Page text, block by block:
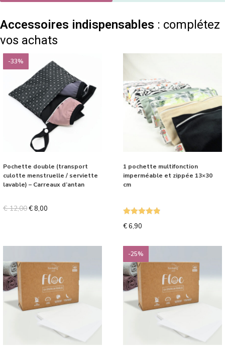
Accessoires indispensables : complétez
vos achats
-33%
Pochette double (transport
culotte menstruelle / serviette
lavable) – Carreaux d’antan
€12,00€ 8,00
1 pochette multifonction
imperméable et zippée 13×30
cm
€6,90
-25%